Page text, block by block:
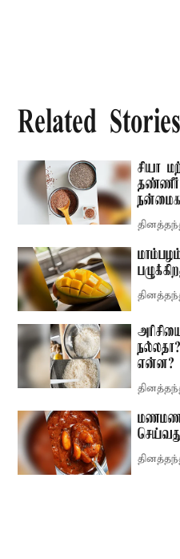
Related Stories
சியா
என்ன?